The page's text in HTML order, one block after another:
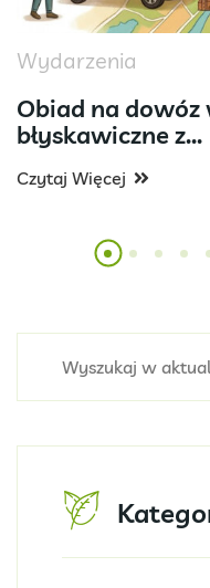
Wydarzenia
Obiad na dowóz
błyskawiczne z...
Czytaj Więcej